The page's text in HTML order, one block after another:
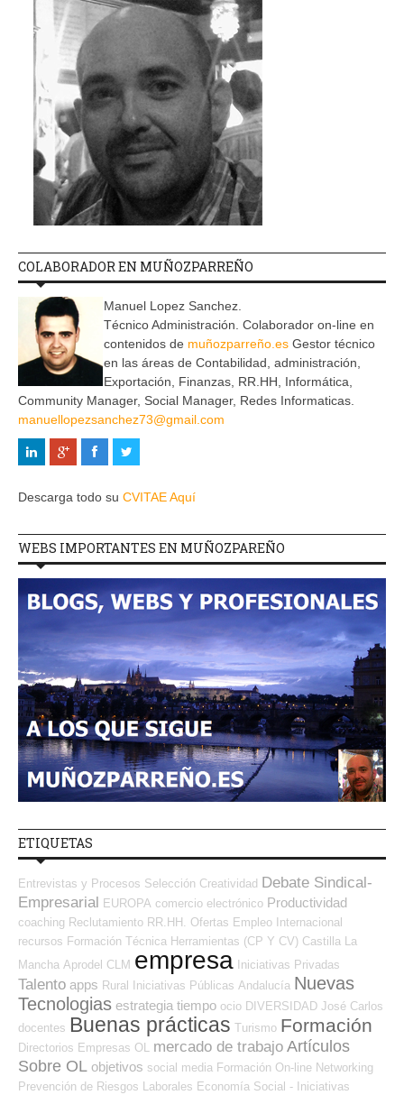
COLABORADOR EN MUÑOZPARREÑO
Manuel Lopez Sanchez.
Técnico Administración. Colaborador on-line en
contenidos de muñozparreño.es Gestor técnico
en las áreas de Contabilidad, administración,
Exportación, Finanzas, RR.HH, Informática,
Community Manager, Social Manager, Redes Informaticas.
manuellopezsanchez73@gmail.com
Descarga todo su CVITAE Aquí
WEBS IMPORTANTES EN MUÑOZPAREÑO
ETIQUETAS
Entrevistas y Procesos Selección Creatividad Debate Sindical-
Empresarial EUROPA comercio electrónico Productividad
coaching Reclutamiento RR.HH.
Ofertas Empleo Internacional
recursos Formación Técnica Herramientas (CP Y CV) Castilla La
Mancha Aprodel CLM empresa Iniciativas Privadas
Talento apps Rural Iniciativas Públicas Andalucía Nuevas
Tecnologias estrategia tiempo ocio DIVERSIDAD José Carlos
docentes Buenas prácticas Turismo Formación
Directorios Empresas OL mercado de trabajo Artículos
Sobre OL objetivos social media Formación On-line Networking
Prevención de Riesgos Laborales Economía Social - Iniciativas